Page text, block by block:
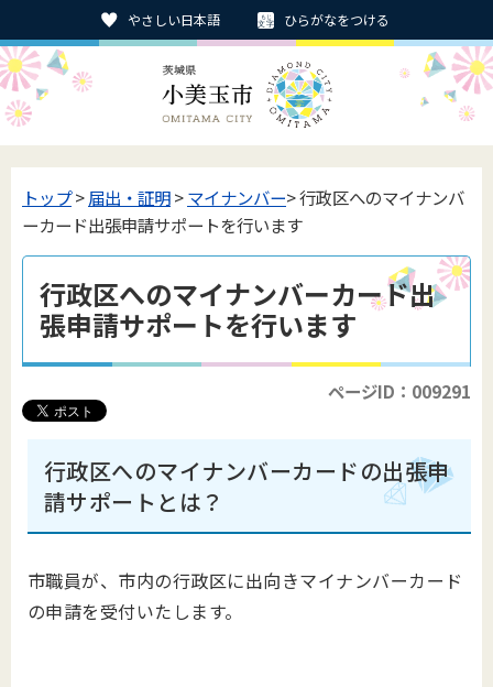
やさしい日本語 ひらがなをつける
トップ>届出・証明>マイナンバー> 行政区へのマイナンバ
ーカード出張申請サポートを行います
行政区へのマイナンバーカード出
張申請サポートを行います
ページID：009291
行政区へのマイナンバーカードの出張申
請サポートとは？
市職員が、市内の行政区に出向きマイナンバーカード
の申請を受付いたします。